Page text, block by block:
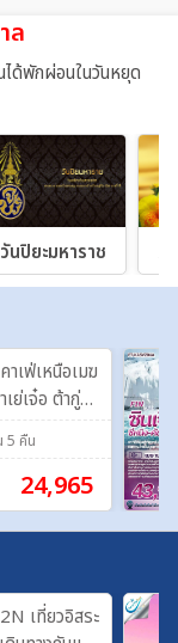
ล
ด้พักผ่อนในวันหยุด
วันปิยะมหาราช
เฟ่เหนือเมฆ
ย่เจ๋อ ต้ากู่ปิ่ง
5 คืน
24,965
เที่ยวอิสระ